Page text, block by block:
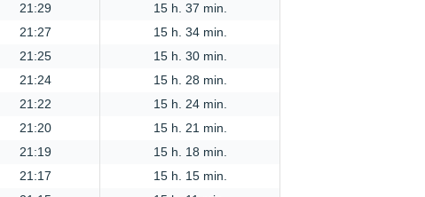
21:29
15 h. 37 min.
21:27
15 h. 34 min.
21:25
15 h. 30 min.
21:24
15 h. 28 min.
21:22
15 h. 24 min.
21:20
15 h. 21 min.
21:19
15 h. 18 min.
21:17
15 h. 15 min.